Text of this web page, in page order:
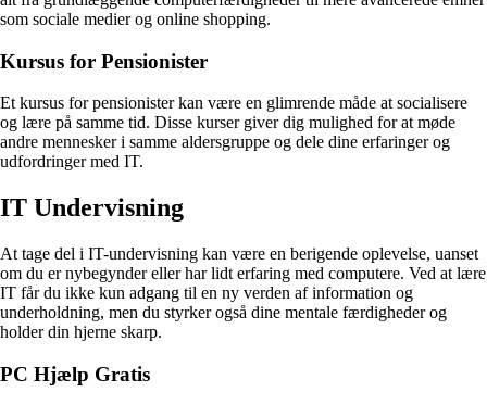
som sociale medier og online shopping.
Kursus for Pensionister
Et kursus for pensionister kan være en glimrende måde at socialisere
og lære på samme tid. Disse kurser giver dig mulighed for at møde
andre mennesker i samme aldersgruppe og dele dine erfaringer og
udfordringer med IT.
IT Undervisning
At tage del i IT-undervisning kan være en berigende oplevelse, uanset
om du er nybegynder eller har lidt erfaring med computere. Ved at lære
IT får du ikke kun adgang til en ny verden af information og
underholdning, men du styrker også dine mentale færdigheder og
holder din hjerne skarp.
PC Hjælp Gratis